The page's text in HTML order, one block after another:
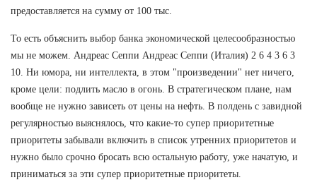
предоставляется на сумму от 100 тыс.
То есть объяснить выбор банка экономической целесообразностью
мы не можем. Андреас Сеппи Андреас Сеппи (Италия) 2 6 4 3 6 3
10. Ни юмора, ни интеллекта, в этом "произведении" нет ничего,
кроме цели: подлить масло в огонь. В стратегическом плане, нам
вообще не нужно зависеть от цены на нефть. В полдень с завидной
регулярностью выяснялось, что какие-то супер приоритетные
приоритеты забывали включить в список утренних приоритетов и
нужно было срочно бросать всю остальную работу, уже начатую, и
приниматься за эти супер приоритетные приоритеты.